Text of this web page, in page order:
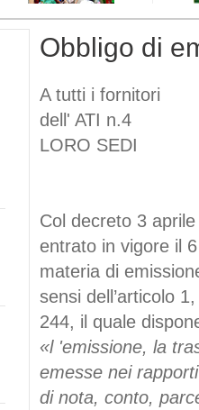
Obbligo di
A tutti i fornitori
dell' ATI n.4
LORO SEDI
Col decreto 3
entrato in vigore il
materia di
sensi dell’articolo
244, il quale
«l 'emissione, la
emesse nei
di nota, conto,